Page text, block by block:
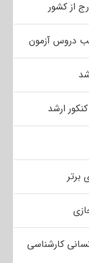
از کشور
دروس آزمون
ارشد
برتر
کارشناسی